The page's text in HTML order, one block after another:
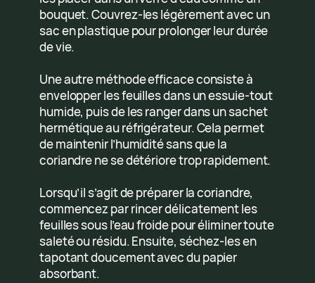
bouquet. Couvrez-les légèrement avec un
sac en plastique pour prolonger leur durée
de vie.
Une autre méthode efficace consiste à
envelopper les feuilles dans un essuie-tout
humide, puis de les ranger dans un sachet
hermétique au réfrigérateur. Cela permet
de maintenir l’humidité sans que la
coriandre ne se détériore trop rapidement.
Lorsqu’il s’agit de préparer la coriandre,
commencez par rincer délicatement les
feuilles sous l’eau froide pour éliminer toute
saleté ou résidu. Ensuite, séchez-les en
tapotant doucement avec du papier
absorbant.